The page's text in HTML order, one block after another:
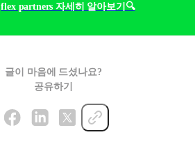
flex partners 자세히 알아보기🔍
글이 마음에 드셨나요?
공유하기